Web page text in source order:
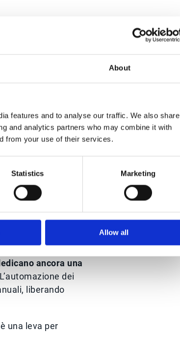
About
features and to analyse our traffic. We also share
and analytics partners who may combine it with
from your use of their services.
Statistics Marketing
Allow all
funzioni di
iniziative
può generare il
operativa
è la
operativo.
, pagamenti,
ripetitive. Senza
anche in un
ancora una
dei
liberando
una leva per